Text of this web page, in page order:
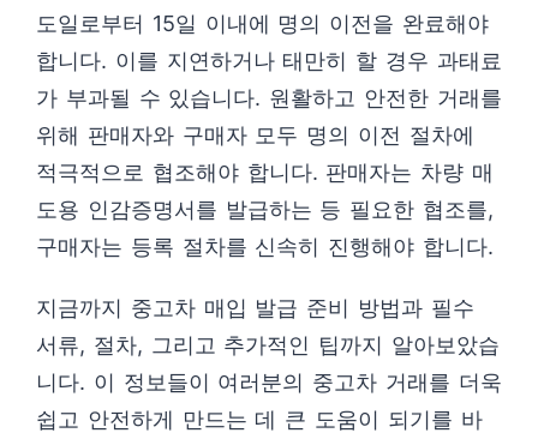
도일로부터 15일 이내에 명의 이전을 완료해야
합니다. 이를 지연하거나 태만히 할 경우 과태료
가 부과될 수 있습니다. 원활하고 안전한 거래를
위해 판매자와 구매자 모두 명의 이전 절차에
적극적으로 협조해야 합니다. 판매자는 차량 매
도용 인감증명서를 발급하는 등 필요한 협조를,
구매자는 등록 절차를 신속히 진행해야 합니다.
지금까지 중고차 매입 발급 준비 방법과 필수
서류, 절차, 그리고 추가적인 팁까지 알아보았습
니다. 이 정보들이 여러분의 중고차 거래를 더욱
쉽고 안전하게 만드는 데 큰 도움이 되기를 바